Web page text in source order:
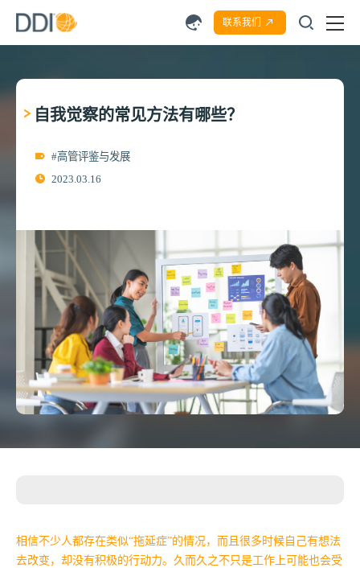
联系我们
自我觉察的常见方法有哪些？
#高管评鉴与发展
2023.03.16
相信不少人都存在类似“拖延症”的情况，而且很多时候自己有想法
去改变，却没有积极的行动力。久而久之不只是工作上可能也会受